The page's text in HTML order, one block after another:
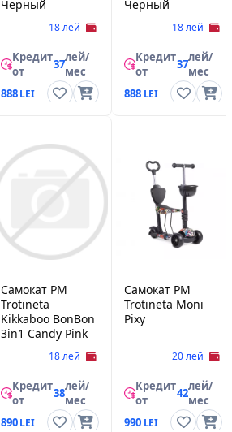
Черный
18 лей
Кредит
от
37лей/
мес
888
Черный
18 лей
Кредит
от
37лей/
мес
888
Самокат PM
Trotineta
Kikkaboo BonBon
3in1 Candy Pink
18 лей
Кредит
от
38лей/
мес
890
Самокат PM
Trotineta Moni
Pixy
20 лей
Кредит
от
42лей/
мес
990